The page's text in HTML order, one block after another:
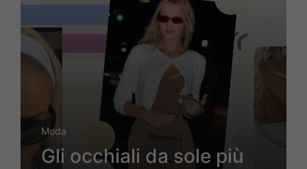
Moda
Gli occhiali da sole più